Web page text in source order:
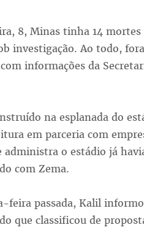
8, Minas tinha 14
investigação. Ao todo,
informações da
na esplanada do
em parceria com
administra o estádio já
com Zema.
feira passada, Kalil
que classificou de